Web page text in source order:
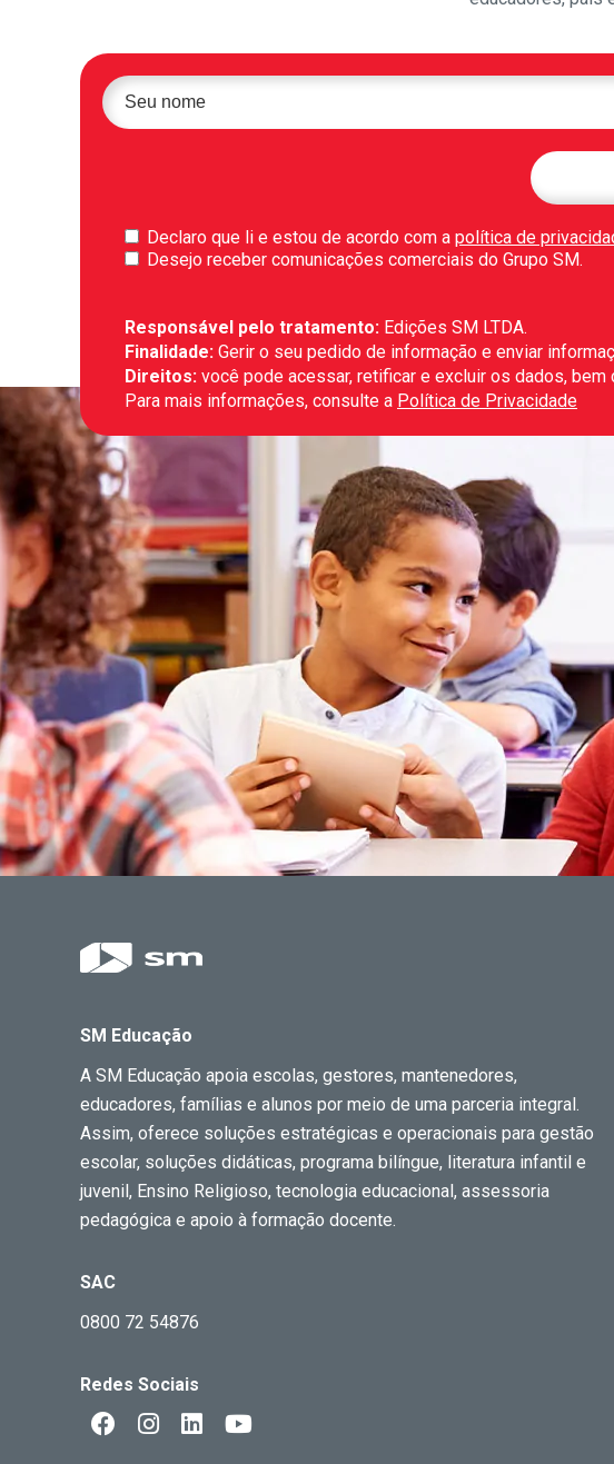
Declaro que li e estou de acordo com a política de
Desejo receber comunicações comerciais do Grupo SM.
Responsável pelo tratamento: Edições SM LTDA.
Finalidade: Gerir o seu pedido de informação e enviar
Direitos: você pode acessar, retificar e excluir os dados,
Para mais informações, consulte a Política de Privacidade
SM Educação
A SM Educação apoia escolas, gestores, mantenedores,
educadores, famílias e alunos por meio de uma parceria integral.
Assim, oferece soluções estratégicas e operacionais para gestão
escolar, soluções didáticas, programa bilíngue, literatura infantil e
juvenil, Ensino Religioso, tecnologia educacional, assessoria
pedagógica e apoio à formação docente.
SAC
0800 72 54876
Redes Sociais